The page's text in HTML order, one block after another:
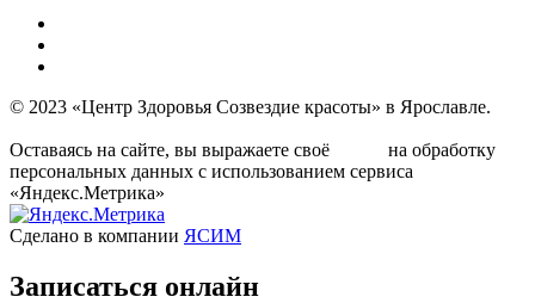
© 2023 «Центр Здоровья Созвездие красоты» в Ярославле.
Оставаясь на сайте, вы выражаете своё
на обработку
персональных данных с использованием сервиса
«Яндекс.Метрика»
Сделано в компании ЯСИМ
Записаться онлайн